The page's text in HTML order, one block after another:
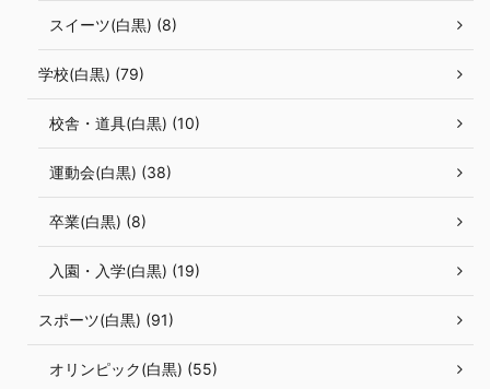
スイーツ(白黒) (8)
学校(白黒) (79)
校舎・道具(白黒) (10)
運動会(白黒) (38)
卒業(白黒) (8)
入園・入学(白黒) (19)
スポーツ(白黒) (91)
オリンピック(白黒) (55)